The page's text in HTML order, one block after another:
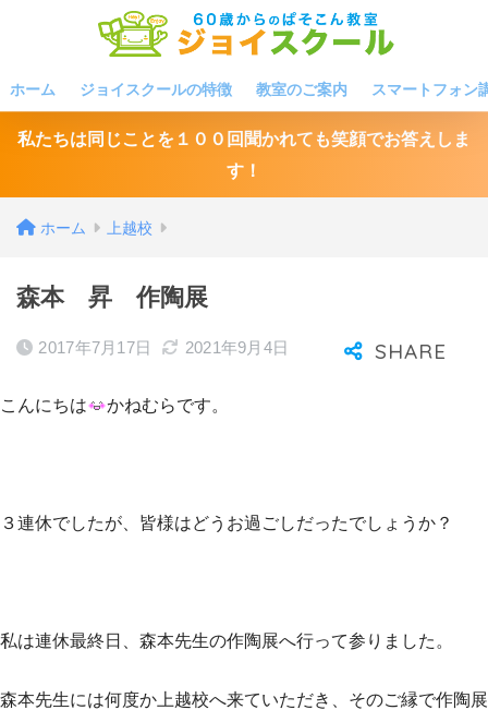
ホーム ジョイスクールの特徴 教室のご案内 スマートフォン
私たちは同じことを１００回聞かれても笑顔でお答えしま
す！
ホーム 上越校
森本 昇 作陶展
2017年7月17日 2021年9月4日
こんにちは かねむらです。
３連休でしたが、皆様はどうお過ごしだったでしょうか？
私は連休最終日、森本先生の作陶展へ行って参りました。
森本先生には何度か上越校へ来ていただき、そのご縁で作陶展